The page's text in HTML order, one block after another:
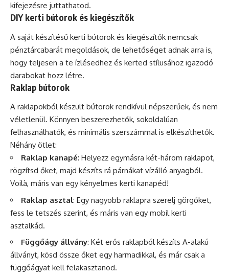
kifejezésre juttathatod.
DIY kerti bútorok és kiegészítők
A saját készítésű kerti bútorok és kiegészítők nemcsak
pénztárcabarát megoldások, de lehetőséget adnak arra is,
hogy teljesen a te ízlésedhez és kerted stílusához igazodó
darabokat hozz létre.
Raklap bútorok
A raklapokból készült bútorok rendkívül népszerűek, és nem
véletlenül. Könnyen beszerezhetők, sokoldalúan
felhasználhatók, és minimális szerszámmal is elkészíthetők.
Néhány ötlet:
Raklap kanapé: Helyezz egymásra két-három raklapot,
rögzítsd őket, majd készíts rá párnákat vízálló anyagból.
Voilà, máris van egy kényelmes kerti kanapéd!
Raklap asztal: Egy nagyobb raklapra szerelj görgőket,
fess le tetszés szerint, és máris van egy mobil kerti
asztalkád.
Függőágy állvány: Két erős raklapból készíts A-alakú
állványt, kösd össze őket egy harmadikkal, és már csak a
függőágyat kell felakasztanod.